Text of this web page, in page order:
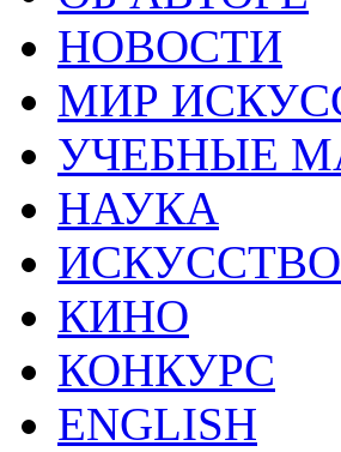
НОВОСТИ
МИР
УЧЕБНЫЕ
НАУКА
КИНО
КОНКУРС
ENGLISH